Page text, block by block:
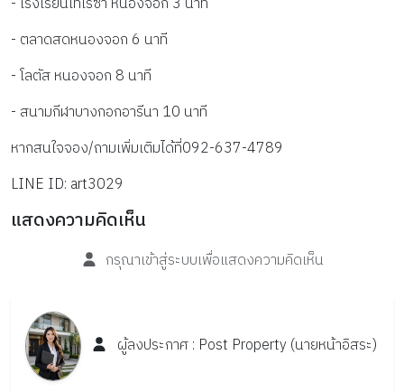
- ตลาดสดหนองจอก 6 นาที
- โลตัส หนองจอก 8 นาที
- สนามกีฬาบางกอกอารีนา 10 นาที
หากสนใจจอง/ถามเพิ่มเติมได้ที่092-637-4789
LINE ID: art3029
แสดงความคิดเห็น
กรุณาเข้าสู่ระบบเพื่อแสดงความคิดเห็น
ผู้ลงประกาศ : Post Property(นายหน้าอิสระ)